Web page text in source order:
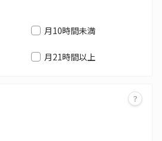
月10時間未満
月21時間以上